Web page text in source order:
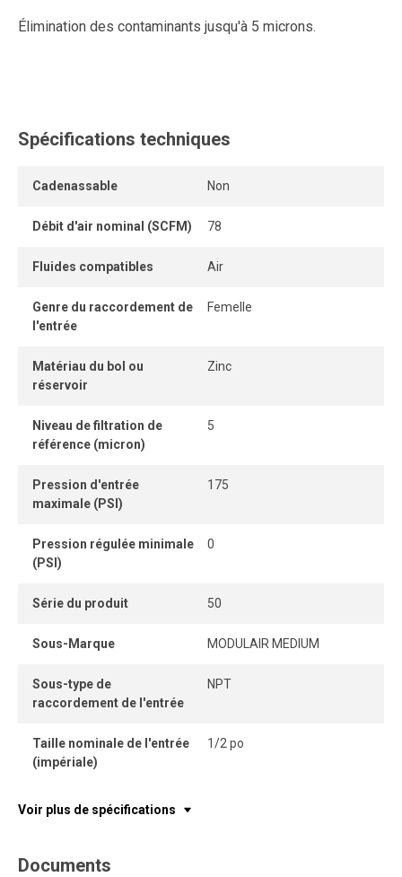
Élimination des contaminants jusqu'à 5 microns.
Capuchon pousser-tirer.
et un ajustement simple de l'écoulement.
Manomètre et supports de montage inclus.
Spécifications techniques
Cadenassable Non
Débit d'air nominal (SCFM) 78
Fluides compatibles Air
Genre du raccordement de
l'entrée
Femelle
Matériau du bol ou
réservoir
Zinc
Niveau de filtration de
référence (micron)
5
Pression d'entrée
maximale (PSI)
175
Pression régulée minimale
(PSI)
0
Série du produit 50
Sous-Marque MODULAIR MEDIUM
Sous-type de
raccordement de l'entrée
NPT
Taille nominale de l'entrée
(impériale)
1/2 po
Voir plus de spécifications
Documents